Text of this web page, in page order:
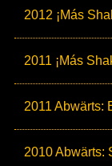
2012 ¡Más
2011 ¡Más
2011 Abwärts:
2010 Abwärts: